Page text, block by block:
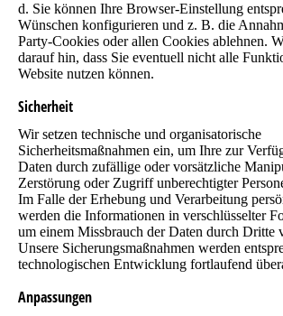
d. Sie können Ihre Browser-Einstellung
Wünschen konfigurieren und z. B. die
Party-Cookies oder allen Cookies ablehnen.
darauf hin, dass Sie eventuell nicht alle
Website nutzen können.
Sicherheit
Wir setzen technische und organisatorische
Sicherheitsmaßnahmen ein, um Ihre zur
Daten durch zufällige oder vorsätzliche
Zerstörung oder Zugriff unberechtigter
Im Falle der Erhebung und Verarbeitung
werden die Informationen in verschlüsselter
um einem Missbrauch der Daten durch Dritte
Unsere Sicherungsmaßnahmen werden
technologischen Entwicklung fortlaufend
Anpassungen